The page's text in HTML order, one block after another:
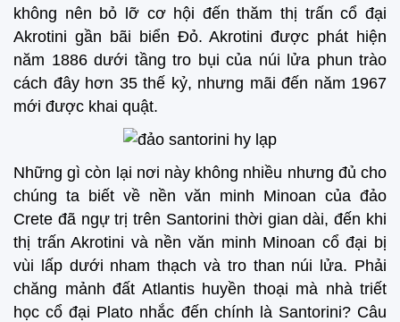
không nên bỏ lỡ cơ hội đến thăm thị trấn cổ đại
Akrotini gần bãi biển Đỏ. Akrotini được phát hiện
năm 1886 dưới tầng tro bụi của núi lửa phun trào
cách đây hơn 35 thế kỷ, nhưng mãi đến năm 1967
mới được khai quật.
Những gì còn lại nơi này không nhiều nhưng đủ cho
chúng ta biết về nền văn minh Minoan của đảo
Crete đã ngự trị trên Santorini thời gian dài, đến khi
thị trấn Akrotini và nền văn minh Minoan cổ đại bị
vùi lấp dưới nham thạch và tro than núi lửa. Phải
chăng mảnh đất Atlantis huyền thoại mà nhà triết
học cổ đại Plato nhắc đến chính là Santorini? Câu